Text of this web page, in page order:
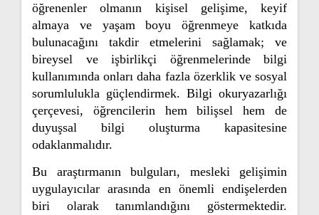
öğrenenler olmanın kişisel gelişime, keyif
almaya ve yaşam boyu öğrenmeye katkıda
bulunacağını takdir etmelerini sağlamak; ve
bireysel ve işbirlikçi öğrenmelerinde bilgi
kullanımında onları daha fazla özerklik ve sosyal
sorumlulukla güçlendirmek. Bilgi okuryazarlığı
çerçevesi, öğrencilerin hem bilişsel hem de
duyuşsal bilgi oluşturma kapasitesine
odaklanmalıdır.
Bu araştırmanın bulguları, mesleki gelişimin
uygulayıcılar arasında en önemli endişelerden
biri olarak tanımlandığını göstermektedir.